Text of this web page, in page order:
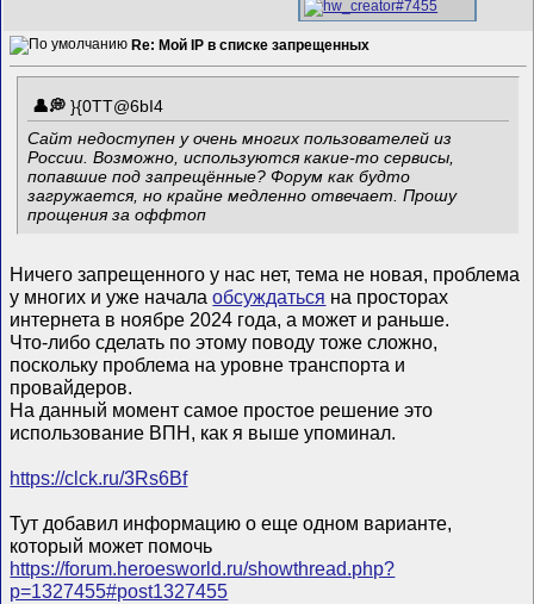
Re: Мой IP в списке запрещенных
}{0TT@6bI4
Сайт недоступен у очень многих пользователей из
России. Возможно, используются какие-то сервисы,
попавшие под запрещённые? Форум как будто
загружается, но крайне медленно отвечает. Прошу
прощения за оффтоп
Ничего запрещенного у нас нет, тема не новая, проблема
у многих и уже началаобсуждаться на просторах
интернета в ноябре 2024 года, а может и раньше.
Что-либо сделать по этому поводу тоже сложно,
поскольку проблема на уровне транспорта и
провайдеров.
На данный момент самое простое решение это
использование ВПН, как я выше упоминал.
https://clck.ru/3Rs6Bf
Тут добавил информацию о еще одном варианте,
который может помочь
https://forum.heroesworld.ru/showthread.php?
p=1327455#post1327455